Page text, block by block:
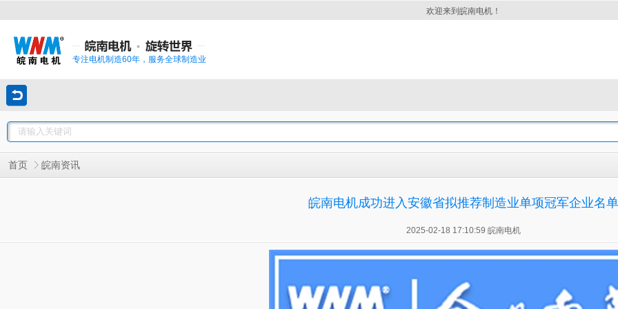
欢迎来到皖南电机！
专注电机制造60年，服务全球制造业
首页 皖南资讯
皖南电机成功进入安徽省拟推荐制造业单项冠军企业名单
2025-02-18 17:10:59 皖南电机